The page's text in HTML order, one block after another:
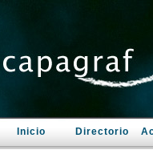
Inicio Directorio